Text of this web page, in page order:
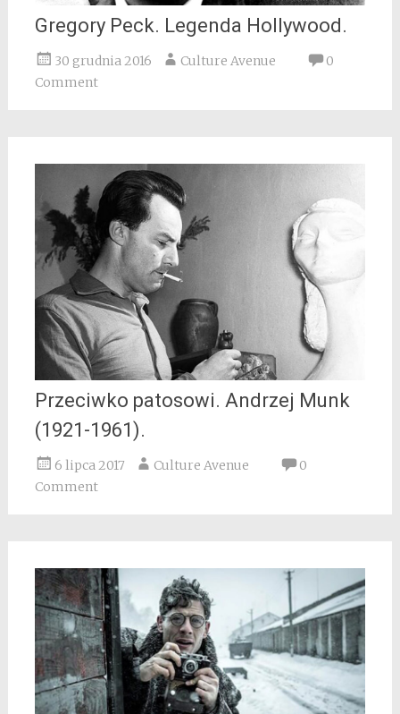
Gregory Peck. Legenda Hollywood.
30 grudnia 2016 Culture Avenue
0
Comment
Przeciwko patosowi. Andrzej Munk
(1921-1961).
6 lipca 2017 Culture Avenue
0
Comment